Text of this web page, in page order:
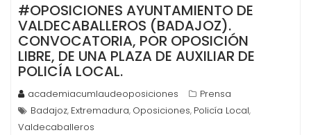
#OPOSICIONES AYUNTAMIENTO DE
VALDECABALLEROS (BADAJOZ).
CONVOCATORIA, POR OPOSICIÓN
LIBRE, DE UNA PLAZA DE AUXILIAR DE
POLICÍA LOCAL.
academiacumlaudeoposiciones
Prensa
Badajoz, Extremadura, Oposiciones, Policía Local,
Valdecaballeros